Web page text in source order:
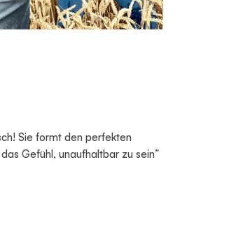
Sie formt den perfekten
Gefühl, unaufhaltbar zu sein”